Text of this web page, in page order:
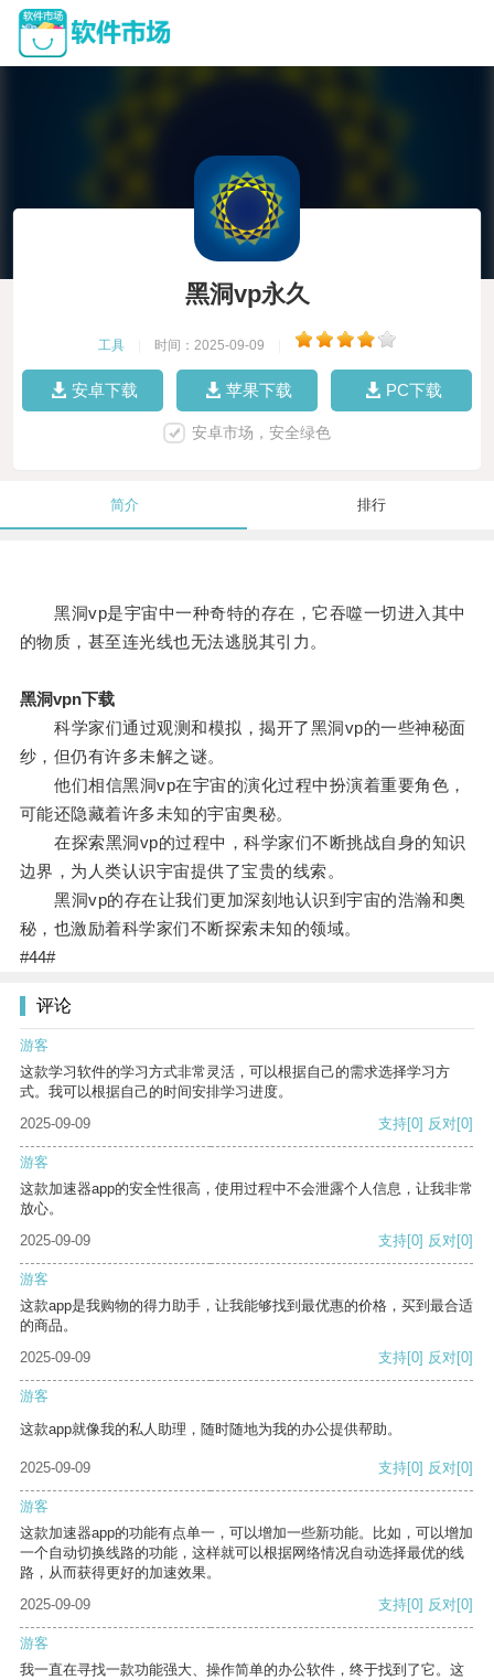
黑洞vp永久
工具 时间：2025-09-09
安卓下载 苹果下载 PC下载
安卓市场，安全绿色
简介 排行
黑洞vp是宇宙中一种奇特的存在，它吞噬一切进入其中
的物质，甚至连光线也无法逃脱其引力。
黑洞vpn下载
科学家们通过观测和模拟，揭开了黑洞vp的一些神秘面
纱，但仍有许多未解之谜。
他们相信黑洞vp在宇宙的演化过程中扮演着重要角色，
可能还隐藏着许多未知的宇宙奥秘。
在探索黑洞vp的过程中，科学家们不断挑战自身的知识
边界，为人类认识宇宙提供了宝贵的线索。
黑洞vp的存在让我们更加深刻地认识到宇宙的浩瀚和奥
秘，也激励着科学家们不断探索未知的领域。
#44#
评论
游客
这款学习软件的学习方式非常灵活，可以根据自己的需求选择学习方
式。我可以根据自己的时间安排学习进度。
2025-09-09
支持[0] 反对[0]
游客
这款加速器app的安全性很高，使用过程中不会泄露个人信息，让我非常
放心。
2025-09-09
支持[0] 反对[0]
游客
这款app是我购物的得力助手，让我能够找到最优惠的价格，买到最合适
的商品。
2025-09-09
支持[0] 反对[0]
游客
这款app就像我的私人助理，随时随地为我的办公提供帮助。
2025-09-09 支持[0] 反对[0]
游客
这款加速器app的功能有点单一，可以增加一些新功能。比如，可以增加
一个自动切换线路的功能，这样就可以根据网络情况自动选择最优的线
路，从而获得更好的加速效果。
2025-09-09
支持[0] 反对[0]
游客
我一直在寻找一款功能强大、操作简单的办公软件，终于找到了它。这